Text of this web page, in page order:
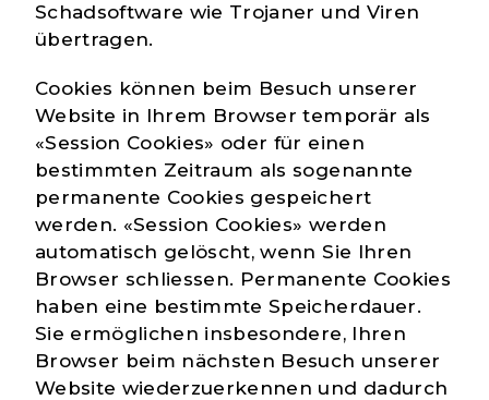
Schadsoftware wie Trojaner und Viren
übertragen.
Cookies können beim Besuch unserer
Website in Ihrem Browser temporär als
«Session Cookies» oder für einen
bestimmten Zeitraum als sogenannte
permanente Cookies gespeichert
werden. «Session Cookies» werden
automatisch gelöscht, wenn Sie Ihren
Browser schliessen. Permanente Cookies
haben eine bestimmte Speicherdauer.
Sie ermöglichen insbesondere, Ihren
Browser beim nächsten Besuch unserer
Website wiederzuerkennen und dadurch